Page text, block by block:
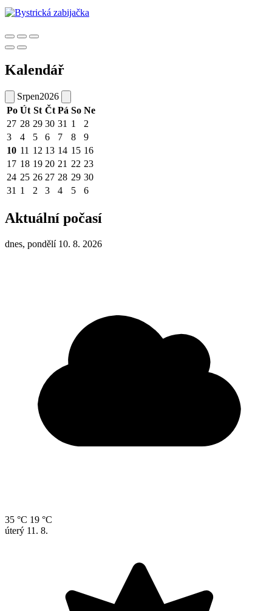
Kalendář
Srpen2026
Po Út St Čt Pá So Ne
27 28 29 30 31 1
2
3
4 5 6 7 8
9
10 11 12 13 14 15 16
17 18 19 20 21 22 23
24 25 26 27 28 29 30
31 1 2 3 4 5 6
Aktuální počasí
dnes, pondělí 10. 8. 2026
35 °C 19 °C
úterý 11. 8.